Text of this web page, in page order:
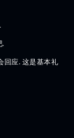
.
回应. 这是基本礼